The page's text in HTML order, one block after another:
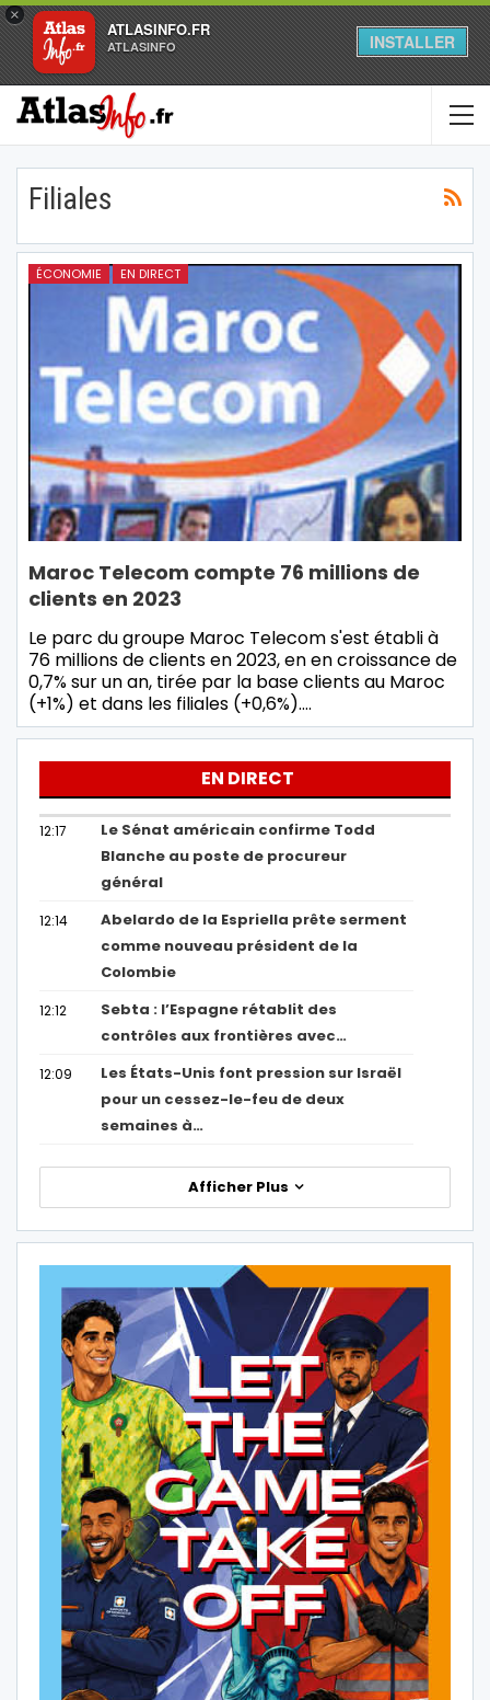
×
ATLASINFO.FR
ATLASINFO INSTALLER
Filiales
ÉCONOMIE EN DIRECT
Maroc Telecom compte 76 millions de
clients en 2023
Le parc du groupe Maroc Telecom s'est établi à
76 millions de clients en 2023, en en croissance de
0,7% sur un an, tirée par la base clients au Maroc
(+1%) et dans les filiales (+0,6%).…
EN DIRECT
12:17
Le Sénat américain confirme Todd
Blanche au poste de procureur
général
12:14
Abelardo de la Espriella prête serment
comme nouveau président de la
Colombie
12:12
Sebta : l’Espagne rétablit des
contrôles aux frontières avec…
12:09
Les États-Unis font pression sur Israël
pour un cessez-le-feu de deux
semaines à…
Afficher Plus